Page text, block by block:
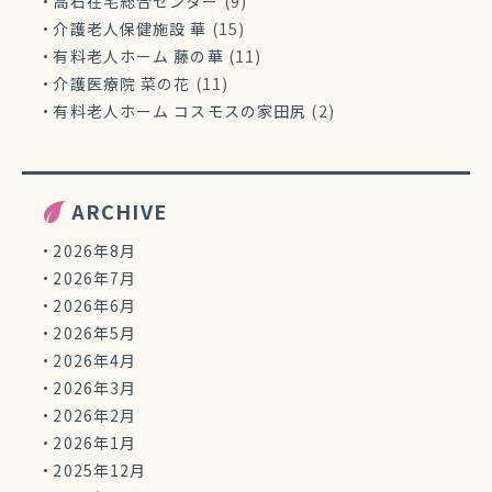
介護老人保健施設 華 (15)
有料老人ホーム 藤の華 (11)
介護医療院 菜の花 (11)
有料老人ホーム コスモスの家田尻 (2)
ARCHIVE
2026年8月
2026年7月
2026年6月
2026年5月
2026年4月
2026年3月
2026年2月
2026年1月
2025年12月